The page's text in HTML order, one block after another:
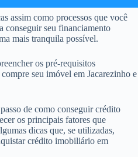
assim como processos que você
conseguir seu financiamento
mais tranquila possível.
os pré-requisitos
seu imóvel em Jacarezinho e
de como conseguir crédito
os principais fatores que
dicas que, se utilizadas,
crédito imobiliário em